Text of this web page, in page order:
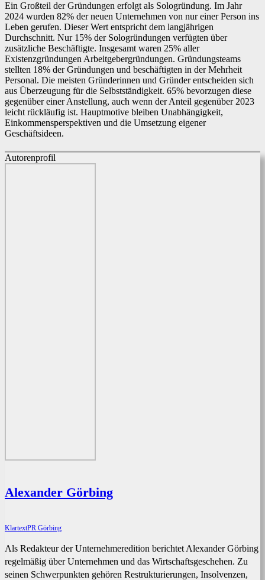
Ein Großteil der Gründungen erfolgt als Sologründung. Im Jahr
2024 wurden 82% der neuen Unternehmen von nur einer Person ins
Leben gerufen. Dieser Wert entspricht dem langjährigen
Durchschnitt. Nur 15% der Sologründungen verfügten über
zusätzliche Beschäftigte. Insgesamt waren 25% aller
Existenzgründungen Arbeitgebergründungen. Gründungsteams
stellten 18% der Gründungen und beschäftigten in der Mehrheit
Personal. Die meisten Gründerinnen und Gründer entscheiden sich
aus Überzeugung für die Selbstständigkeit. 65% bevorzugen diese
gegenüber einer Anstellung, auch wenn der Anteil gegenüber 2023
leicht rückläufig ist. Hauptmotive bleiben Unabhängigkeit,
Einkommensperspektiven und die Umsetzung eigener
Geschäftsideen.
Autorenprofil
Alexander Görbing
KlartextPR Görbing
Als Redakteur der Unternehmeredition berichtet Alexander Görbing
regelmäßig über Unternehmen und das Wirtschaftsgeschehen. Zu
seinen Schwerpunkten gehören Restrukturierungen, Insolvenzen,